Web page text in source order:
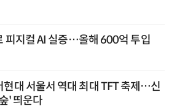
피지컬 AI 실증…올해 600억 투입
현대 서울서 역대 최대 TFT 축제…신
' 띄운다